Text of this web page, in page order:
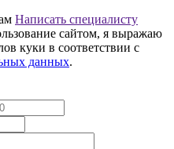
Написать специалисту
сайтом, я выражаю
куки в соответствии с
данных.